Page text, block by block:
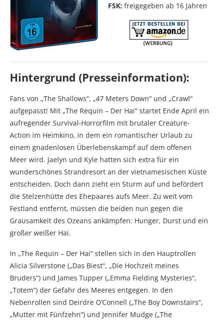
FSK: freigegeben ab 16 Jahren
Hintergrund (Presseinformation):
Fans von „The Shallows“, „47 Meters Down“ und „Crawl“
aufgepasst! Mit „The Requin – Der Hai“ startet Ende April ein
aufregender Survival-Horrorfilm mit brutaler Creature-
Action im Heimkino, in dem ein romantischer Urlaub zu
einem gnadenlosen Überlebenskampf auf dem offenen
Meer wird. Jaelyn und Kyle hatten sich extra für ein
wunderschönes Strandresort an der vietnamesischen Küste
entscheiden. Doch dann zieht ein Sturm auf und befördert
die Stelzenhütte des Ehepaares aufs Meer. Zu weit vom
Festland entfernt, müssen die beiden nun gegen die
Grausamkeit des Ozeans ankämpfen: Hunger, Durst und ein
großer weißer Hai.
In „The Requin – Der Hai“ stellen sich in den Hauptrollen
Alicia Silverstone („Das Biest“, „Die Hochzeit meines
Bruders“) und James Tupper („Emma Fielding Mysteries“,
„Totem“) der Gefahr des Meeres entgegen. In den
Nebenrollen sind Deirdre O’Connell („The Boy Downstairs“,
„Mutter mit Fünfzehn“) und Jennifer Mudge („The